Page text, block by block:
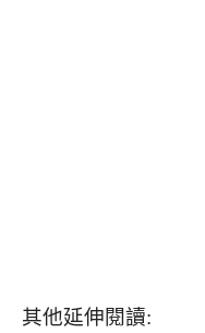
其他延伸閱讀: